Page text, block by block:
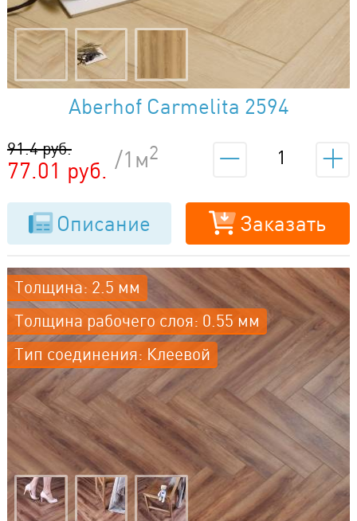
Aberhof Carmelita 2594
77.01 руб.
91.4 руб. /1м2
Описание Заказать
Толщина: 2.5 мм
Толщина рабочего слоя: 0.55 мм
Тип соединения: Клеевой